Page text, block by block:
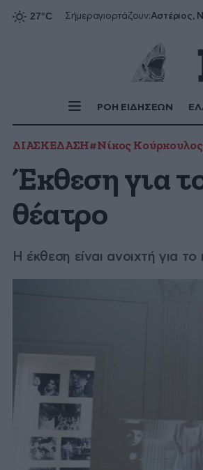
Σήμεραγιορτάζουν:Αστέριος,
ΡΟΗ ΕΙΔΗΣΕΩΝ
ΔΙΑΣΚΕΔΑΣΗ#Νίκος Κούρκουλος
Έκθεση για
θέατρο
Η έκθεση είναι ανοιχτή για